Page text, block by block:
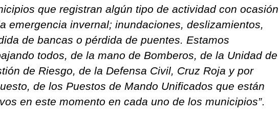
que registran algún tipo de actividad con ocasión
emergencia invernal; inundaciones, deslizamientos,
de bancas o pérdida de puentes. Estamos
todos, de la mano de Bomberos, de la Unidad de
de Riesgo, de la Defensa Civil, Cruz Roja y por
de los Puestos de Mando Unificados que están
en este momento en cada uno de los municipios”.